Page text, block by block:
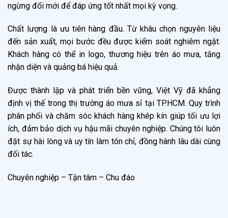
ngừng đổi mới để đáp ứng tốt nhất mọi kỳ vọng.
Chất lượng là ưu tiên hàng đầu. Từ khâu chọn nguyên liệu
đến sản xuất, mọi bước đều được kiểm soát nghiêm ngặt.
Khách hàng có thể in logo, thương hiệu trên áo mưa, tăng
nhận diện và quảng bá hiệu quả.
Được thành lập và phát triển bền vững, Việt Vỹ đã khẳng
định vị thế trong thị trường áo mưa sỉ tại TP.HCM. Quy trình
phân phối và chăm sóc khách hàng khép kín giúp tối ưu lợi
ích, đảm bảo dịch vụ hậu mãi chuyên nghiệp. Chúng tôi luôn
đặt sự hài lòng và uy tín làm tôn chỉ, đồng hành lâu dài cùng
đối tác.
Chuyên nghiệp – Tận tâm – Chu đáo